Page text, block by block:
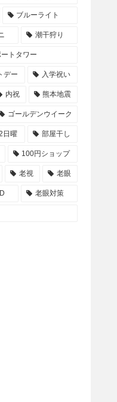
ブルーライト
潮干狩り
トタワー
デー 入学祝い
内祝 熊本地震
ゴールデンウイーク
日曜 部屋干し
100円ショップ
老視 老眼
老眼対策